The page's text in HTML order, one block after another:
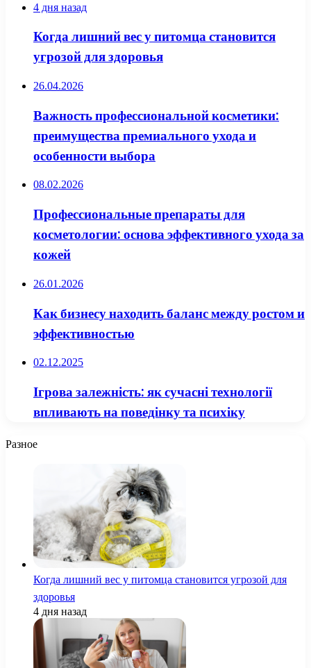
4 дня назад
Когда лишний вес у питомца становится
угрозой для здоровья
26.04.2026
Важность профессиональной косметики:
преимущества премиального ухода и
особенности выбора
08.02.2026
Профессиональные препараты для
косметологии: основа эффективного ухода за
кожей
26.01.2026
Как бизнесу находить баланс между ростом и
эффективностью
02.12.2025
Ігрова залежність: як сучасні технології
впливають на поведінку та психіку
Разное
Когда лишний вес у питомца становится угрозой для
здоровья
4 дня назад